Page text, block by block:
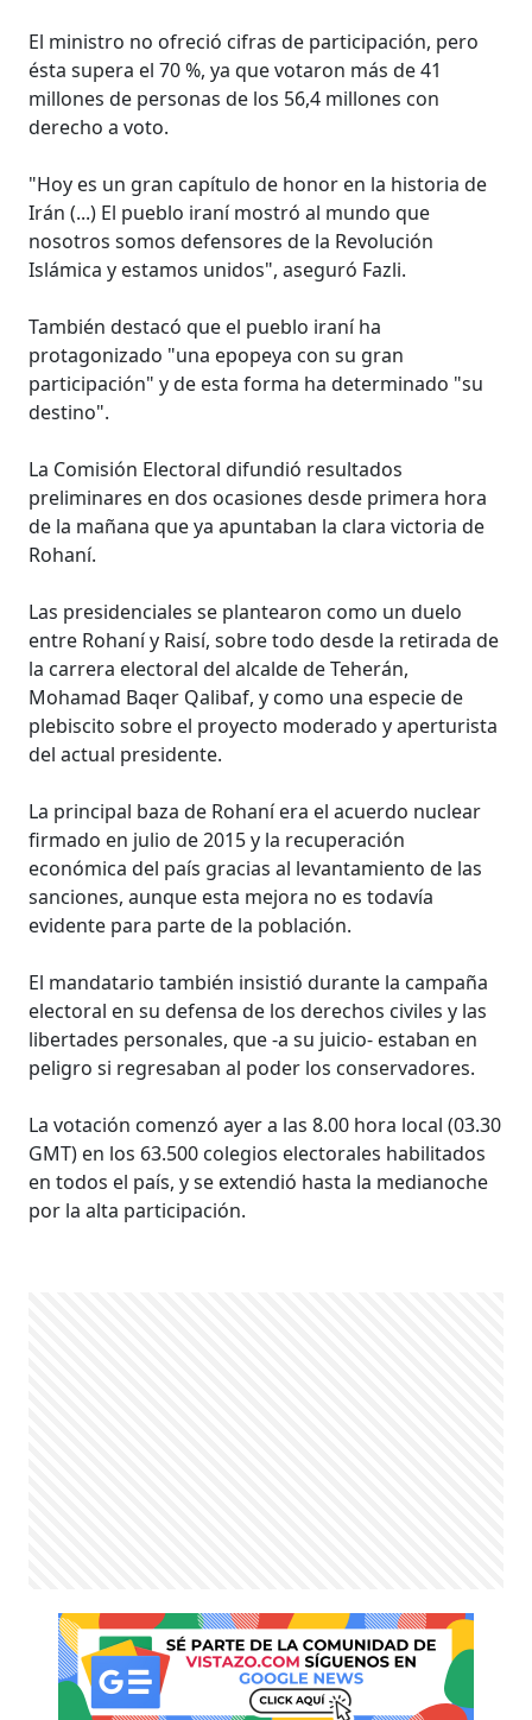
El ministro no ofreció cifras de participación, pero
ésta supera el 70 %, ya que votaron más de 41
millones de personas de los 56,4 millones con
derecho a voto.
"Hoy es un gran capítulo de honor en la historia de
Irán (...) El pueblo iraní mostró al mundo que
nosotros somos defensores de la Revolución
Islámica y estamos unidos", aseguró Fazli.
También destacó que el pueblo iraní ha
protagonizado "una epopeya con su gran
participación" y de esta forma ha determinado "su
destino".
La Comisión Electoral difundió resultados
preliminares en dos ocasiones desde primera hora
de la mañana que ya apuntaban la clara victoria de
Rohaní.
Las presidenciales se plantearon como un duelo
entre Rohaní y Raisí, sobre todo desde la retirada de
la carrera electoral del alcalde de Teherán,
Mohamad Baqer Qalibaf, y como una especie de
plebiscito sobre el proyecto moderado y aperturista
del actual presidente.
La principal baza de Rohaní era el acuerdo nuclear
firmado en julio de 2015 y la recuperación
económica del país gracias al levantamiento de las
sanciones, aunque esta mejora no es todavía
evidente para parte de la población.
El mandatario también insistió durante la campaña
electoral en su defensa de los derechos civiles y las
libertades personales, que -a su juicio- estaban en
peligro si regresaban al poder los conservadores.
La votación comenzó ayer a las 8.00 hora local (03.30
GMT) en los 63.500 colegios electorales habilitados
en todos el país, y se extendió hasta la medianoche
por la alta participación.